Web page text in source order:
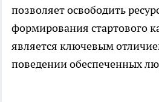
позволяет освободить
формирования стартового
является ключевым
поведении обеспеченных